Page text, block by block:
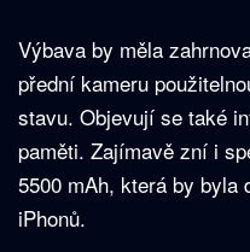
Výbava by měla
přední kameru
stavu. Objevují se také
paměti. Zajímavě zní i
5500 mAh, která by byla
iPhonů.